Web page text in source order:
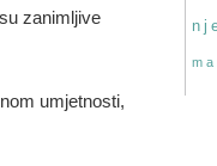
zanimljive
umjetnosti,